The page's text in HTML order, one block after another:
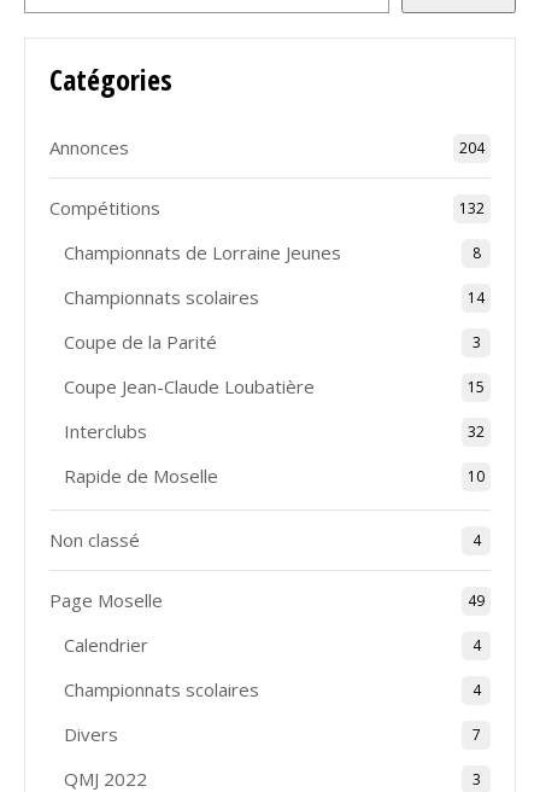
Catégories
Annonces 204
Compétitions 132
Championnats de Lorraine Jeunes 8
Championnats scolaires 14
Coupe de la Parité 3
Coupe Jean-Claude Loubatière 15
Interclubs 32
Rapide de Moselle 10
Non classé 4
Page Moselle 49
Calendrier 4
Championnats scolaires 4
Divers 7
QMJ 2022 3